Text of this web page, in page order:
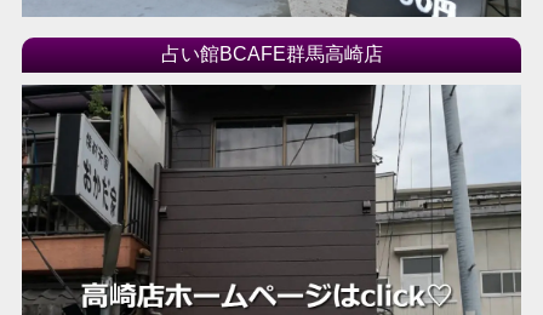
占い館BCAFE群馬高崎店